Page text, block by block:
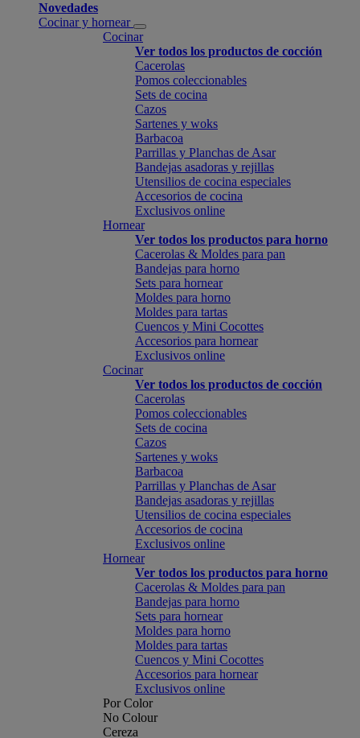
Novedades
Cocinar y hornear
Cocinar
Ver todos los productos de cocción
Cacerolas
Pomos coleccionables
Sets de cocina
Cazos
Sartenes y woks
Barbacoa
Parrillas y Planchas de Asar
Bandejas asadoras y rejillas
Utensilios de cocina especiales
Accesorios de cocina
Exclusivos online
Hornear
Ver todos los productos para horno
Cacerolas & Moldes para pan
Bandejas para horno
Sets para hornear
Moldes para horno
Moldes para tartas
Cuencos y Mini Cocottes
Accesorios para hornear
Exclusivos online
Cocinar
Ver todos los productos de cocción
Cacerolas
Pomos coleccionables
Sets de cocina
Cazos
Sartenes y woks
Barbacoa
Parrillas y Planchas de Asar
Bandejas asadoras y rejillas
Utensilios de cocina especiales
Accesorios de cocina
Exclusivos online
Hornear
Ver todos los productos para horno
Cacerolas & Moldes para pan
Bandejas para horno
Sets para hornear
Moldes para horno
Moldes para tartas
Cuencos y Mini Cocottes
Accesorios para hornear
Exclusivos online
Por Color
No Colour
Cereza